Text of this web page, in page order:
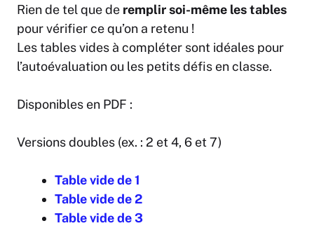
Rien de tel que de remplir soi-même les tables
pour vérifier ce qu’on a retenu !
Les tables vides à compléter sont idéales pour
l’autoévaluation ou les petits défis en classe.
Disponibles en PDF :
Versions doubles (ex. : 2 et 4, 6 et 7)
Table vide de 1
Table vide de 2
Table vide de 3